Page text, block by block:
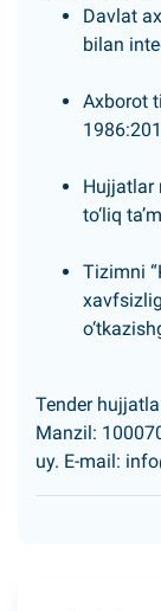
Davlat
bilan
Axborot
Hujjatlar
to‘liq
Tizimni
Tender
Manzil:
uy. E-mail: